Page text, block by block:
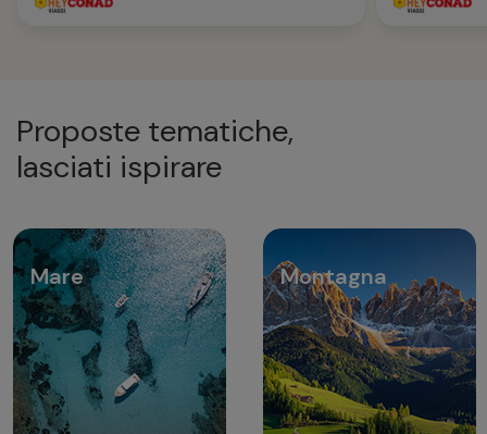
Proposte tematiche,
lasciati ispirare
Mare Montagna